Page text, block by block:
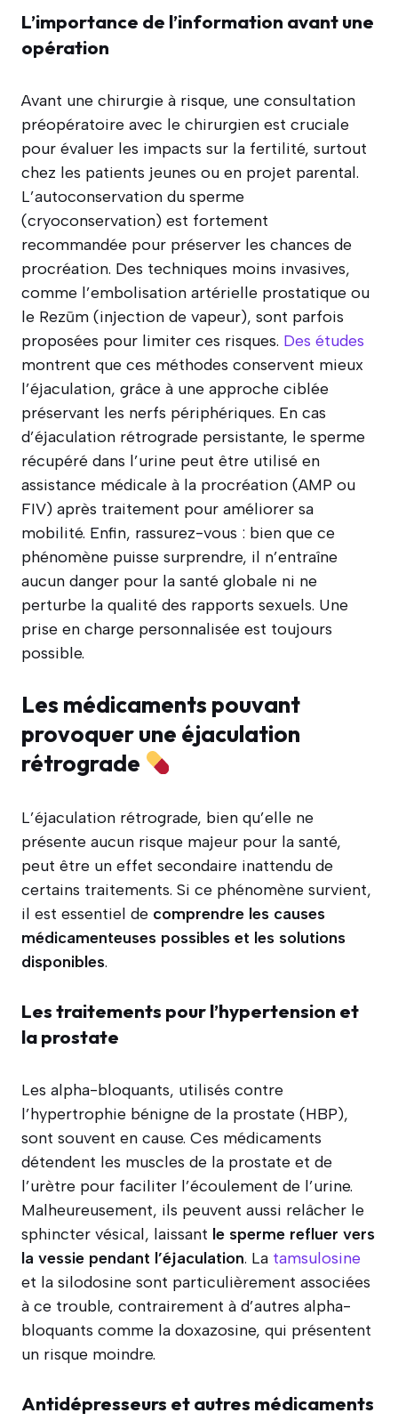
L’importance de l’information avant une
opération
Avant une chirurgie à risque, une consultation
préopératoire avec le chirurgien est cruciale
pour évaluer les impacts sur la fertilité, surtout
chez les patients jeunes ou en projet parental.
L’autoconservation du sperme
(cryoconservation) est fortement
recommandée pour préserver les chances de
procréation. Des techniques moins invasives,
comme l’embolisation artérielle prostatique ou
le Rezūm (injection de vapeur), sont parfois
proposées pour limiter ces risques. Des études
montrent que ces méthodes conservent mieux
l’éjaculation, grâce à une approche ciblée
préservant les nerfs périphériques. En cas
d’éjaculation rétrograde persistante, le sperme
récupéré dans l’urine peut être utilisé en
assistance médicale à la procréation (AMP ou
FIV) après traitement pour améliorer sa
mobilité. Enfin, rassurez-vous : bien que ce
phénomène puisse surprendre, il n’entraîne
aucun danger pour la santé globale ni ne
perturbe la qualité des rapports sexuels. Une
prise en charge personnalisée est toujours
possible.
Les médicaments pouvant
provoquer une éjaculation
rétrograde
L’éjaculation rétrograde, bien qu’elle ne
présente aucun risque majeur pour la santé,
peut être un effet secondaire inattendu de
certains traitements. Si ce phénomène survient,
il est essentiel de comprendre les causes
médicamenteuses possibles et les solutions
disponibles.
Les traitements pour l’hypertension et
la prostate
Les alpha-bloquants, utilisés contre
l’hypertrophie bénigne de la prostate (HBP),
sont souvent en cause. Ces médicaments
détendent les muscles de la prostate et de
l’urètre pour faciliter l’écoulement de l’urine.
Malheureusement, ils peuvent aussi relâcher le
sphincter vésical, laissant le sperme refluer vers
la vessie pendant l’éjaculation. La tamsulosine
et la silodosine sont particulièrement associées
à ce trouble, contrairement à d’autres alpha-
bloquants comme la doxazosine, qui présentent
un risque moindre.
Antidépresseurs et autres médicaments